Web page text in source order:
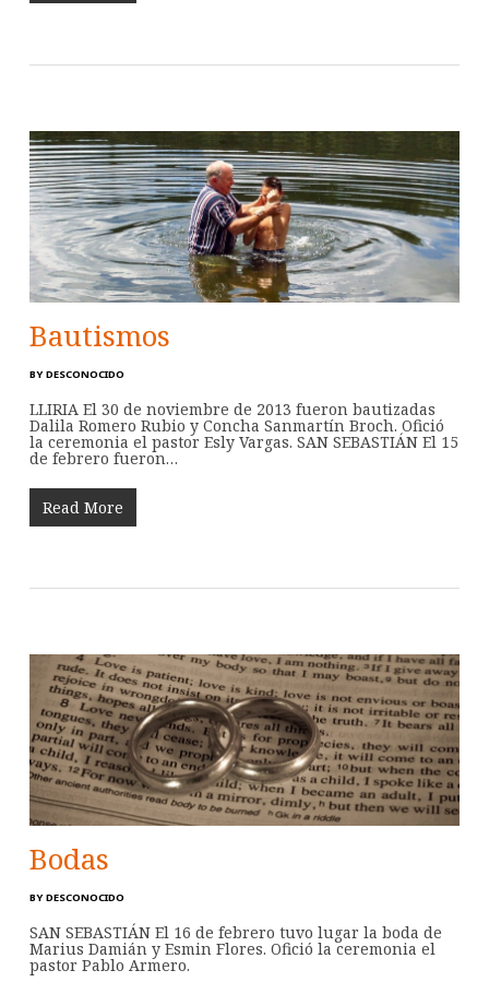
Bautismos
BY DESCONOCIDO
LLIRIA El 30 de noviembre de 2013 fueron bautizadas
Dalila Romero Rubio y Concha Sanmartín Broch. Ofició
la ceremonia el pastor Esly Vargas. SAN SEBASTIÁN El 15
de febrero fueron…
Read More
Bodas
BY DESCONOCIDO
SAN SEBASTIÁN El 16 de febrero tuvo lugar la boda de
Marius Damián y Esmin Flores. Ofició la ceremonia el
pastor Pablo Armero.